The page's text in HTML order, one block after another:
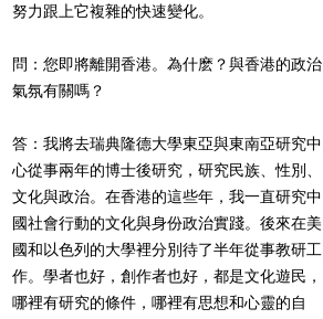
努力跟上它複雜的快速變化。
問：您即將離開香港。為什麽？與香港的政治
氣氛有關嗎？
答：我將去瑞典隆德大學東亞與東南亞研究中
心從事兩年的博士後研究，研究民族、性別、
文化與政治。在香港的這些年，我一直研究中
國社會行動的文化與身份政治實踐。後來在美
國和以色列的大學裡分別待了半年從事教研工
作。學者也好，創作者也好，都是文化遊民，
哪裡有研究的條件，哪裡有思想和心靈的自